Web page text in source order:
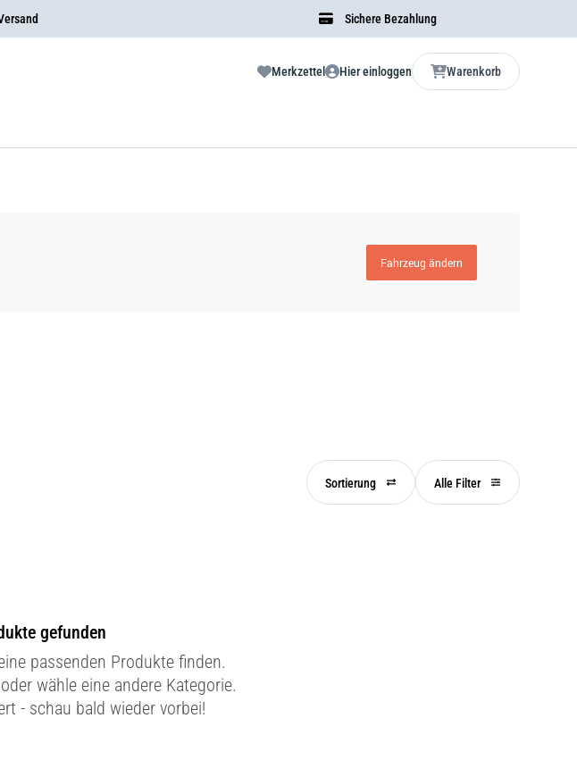
Sichere Bezahlung
Merkzettel Hier einloggen Warenkorb
Fahrzeug ändern
Sortierung Alle Filter
gefunden
passenden Produkte finden.
wähle eine andere Kategorie.
- schau bald wieder vorbei!